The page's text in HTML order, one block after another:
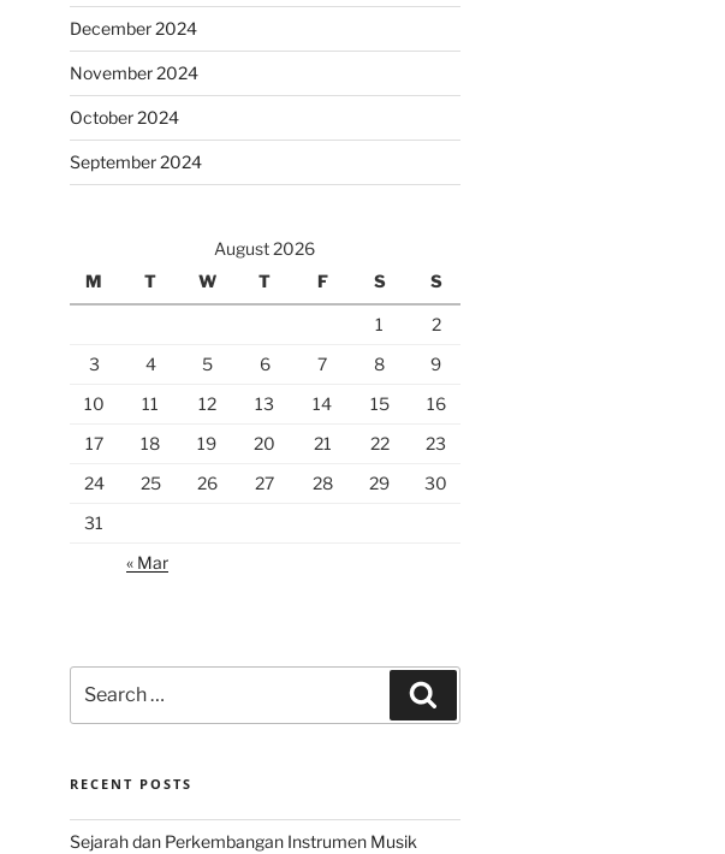
December 2024
November 2024
October 2024
September 2024
August 2026
M
T W T F S S
1
2
3
4 5 6 7 8
9
10
11 12 13 14 15
16
17
18 19 20 21 22
23
24
25 26 27 28 29
30
31
« Mar
for:
RECENT POSTS
Sejarah dan Perkembangan Instrumen Musik